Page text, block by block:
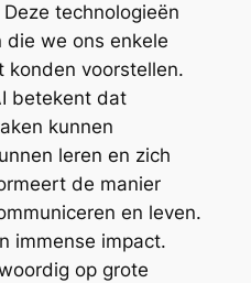
technologieën
die we ons enkele
konden voorstellen.
betekent dat
kunnen
leren en zich
de manier
en leven.
immense impact.
op grote